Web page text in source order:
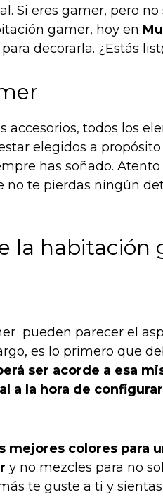
Si eres gamer, pero
gamer, hoy en
decorarla. ¿Estás
accesorios, todos los
elegidos a
has soñado. Atento
te pierdas ningún
la habitación
pueden parecer el
es lo primero que
ser acorde a esa
a la hora de
mejores colores para
y no mezcles para no
te guste a ti y